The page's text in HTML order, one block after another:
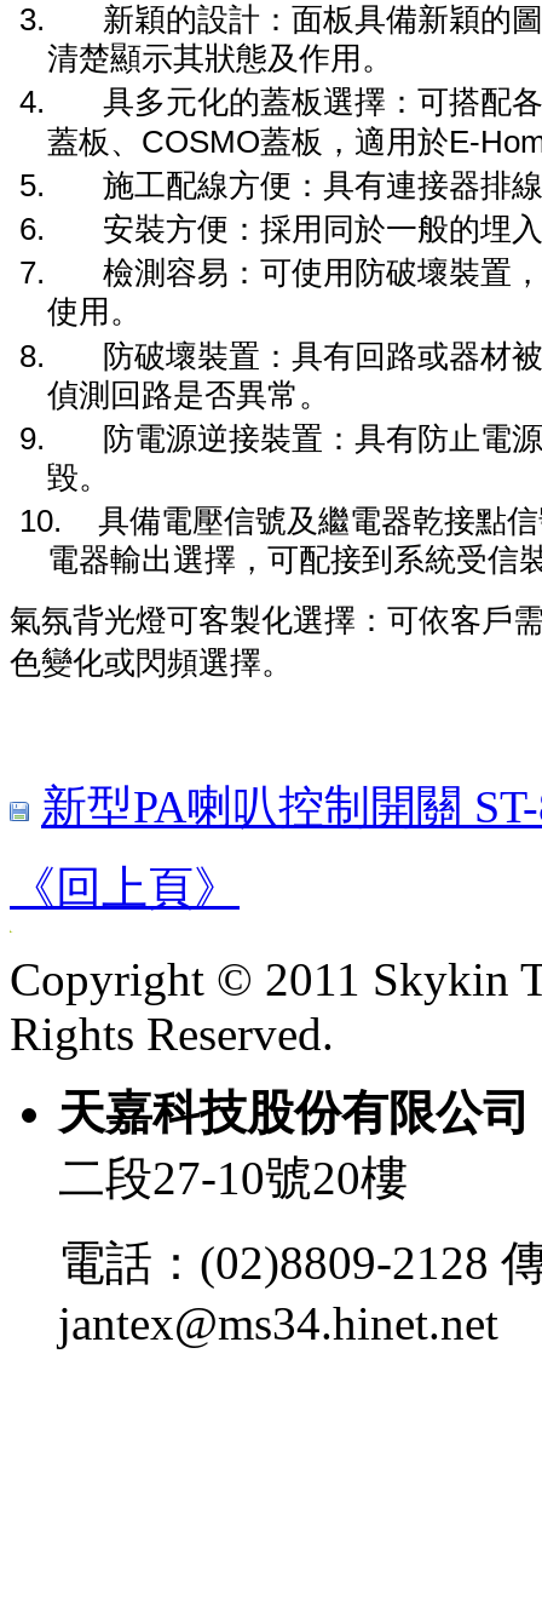
3.
新穎的設計：面板具備新穎的
清楚顯示其狀態及作用。
4.
具多元化的蓋板選擇：可搭配
蓋板、 COSMO蓋板，適用於E-
5.
施工配線方便：具有連接器排線
6. 安裝方便：採用同於一般的埋
7. 檢測容易：可使用 防破壞裝置 ，
使用 。
8.
防破壞裝置：具有回路或器材
偵測回路是否異常。
9.
防電源逆接裝置：具有防止電
毀。
10. 具備電壓信號及繼電器乾接點
電器輸出選擇， 可配接到 系統受信
氣氛背光燈可客製化選擇：可依客戶
色變化或閃頻選擇。
新型PA喇叭控制開關
《回上頁》
Copyright © 2011 Skykin
Rights Reserved.
天嘉科技股份有限
二段27-10號20樓
電話：(02)8809-2128
jantex@ms34.hinet.net